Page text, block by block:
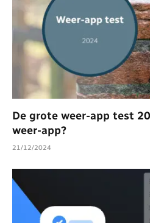
De grote weer-app test
weer-app?
21/12/2024